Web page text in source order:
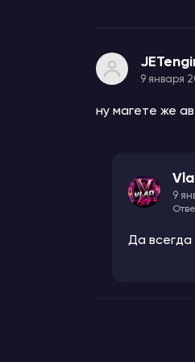
9 января
ну магете же
9
Да всегда